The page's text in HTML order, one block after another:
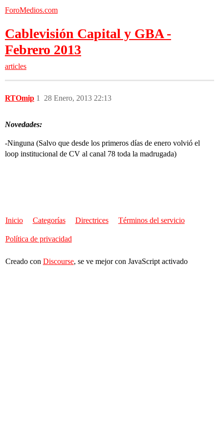
ForoMedios.com
Cablevisión Capital y GBA -
Febrero 2013
articles
RTOmip 28 Enero, 2013 22:13
1
Novedades:
-Ninguna (Salvo que desde los primeros días de enero volvió el
loop institucional de CV al canal 78 toda la madrugada)
Inicio Categorías Directrices Términos del servicio
Política de privacidad
Creado con Discourse, se ve mejor con JavaScript activado